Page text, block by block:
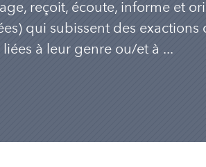
reçoit, écoute, informe et
qui subissent des
à leur genre ou/et à ...